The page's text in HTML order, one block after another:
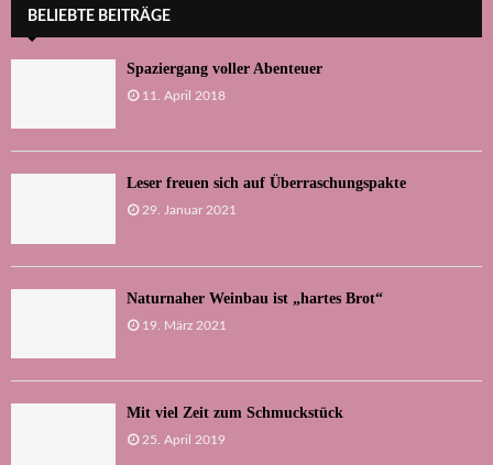
BELIEBTE BEITRÄGE
Spaziergang voller Abenteuer
11. April 2018
Leser freuen sich auf Überraschungspakte
29. Januar 2021
Naturnaher Weinbau ist „hartes Brot“
19. März 2021
Mit viel Zeit zum Schmuckstück
25. April 2019